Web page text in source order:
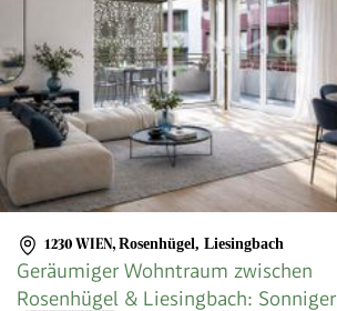
1230 WIEN, Rosenhügel, Liesingbach
Geräumiger Wohntraum zwischen
Rosenhügel & Liesingbach: Sonniger